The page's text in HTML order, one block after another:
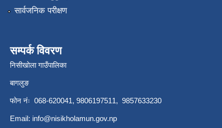
सार्वजनिक परीक्षण
सम्पर्क विवरण
निसीखोला गाउँपालिका
बागलुङ
फोन नंः 068-620041, 9806197511, 9857633230
Email: info@nisikholamun.gov.np